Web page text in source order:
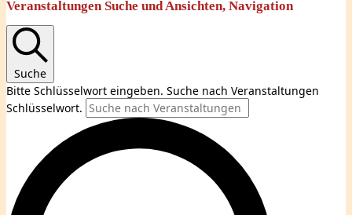
Veranstaltungen
Veranstaltungen Suche und Ansichten, Navigation
Suche
Bitte Schlüsselwort eingeben. Suche nach Veranstaltungen
Schlüsselwort.